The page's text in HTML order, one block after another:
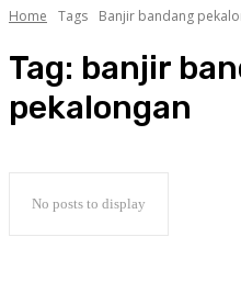
Home Tags Banjir bandang
Tag: banjir
pekalongan
No posts to display